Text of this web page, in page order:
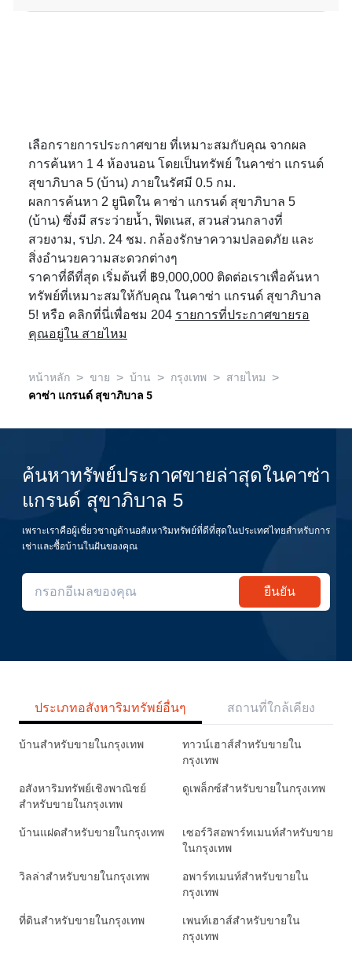
เลือกรายการประกาศขาย ที่เหมาะสมกับคุณ จากผล
การค้นหา 1 4 ห้องนอน โดยเป็นทรัพย์ ในคาซ่า แกรนด์
สุขาภิบาล 5 (บ้าน) ภายในรัศมี 0.5 กม.
ผลการค้นหา 2 ยูนิตใน คาซ่า แกรนด์ สุขาภิบาล 5
(บ้าน) ซึ่งมี สระว่ายน้ำ, ฟิตเนส, สวนส่วนกลางที่
สวยงาม, รปภ. 24 ชม. กล้องรักษาความปลอดภัย และ
สิ่งอำนวยความสะดวกต่างๆ
ราคาที่ดีที่สุด เริ่มต้นที่ ฿9,000,000 ติดต่อเราเพื่อค้นหา
ทรัพย์ที่เหมาะสมให้กับคุณ ในคาซ่า แกรนด์ สุขาภิบาล
5! หรือ คลิกที่นี่เพื่อชม 204 รายการที่ประกาศขายรอ
คุณอยู่ใน สายไหม
หน้าหลัก > ขาย > บ้าน > กรุงเทพ > สายไหม >
คาซ่า แกรนด์ สุขาภิบาล 5
ค้นหาทรัพย์ประกาศขายล่าสุดในคาซ่า
แกรนด์ สุขาภิบาล 5
เพราะเราคือผู้เชี่ยวชาญด้านอสังหาริมทรัพย์ที่ดีที่สุดในประเทศไทยสำหรับการ
เช่าและซื้อบ้านในฝันของคุณ
ยืนยัน
ประเภทอสังหาริมทรัพย์อื่นๆ สถานที่ใกล้เคียง
บ้านสำหรับขายในกรุงเทพ
ทาวน์เฮาส์สำหรับขายใน
กรุงเทพ
อสังหาริมทรัพย์เชิงพาณิชย์
สำหรับขายในกรุงเทพ
ดูเพล็กซ์สำหรับขายในกรุงเทพ
บ้านแฝดสำหรับขายในกรุงเทพ
เซอร์วิสอพาร์ทเมนท์สำหรับขาย
ในกรุงเทพ
วิลล่าสำหรับขายในกรุงเทพ
อพาร์ทเมนท์สำหรับขายใน
กรุงเทพ
ที่ดินสำหรับขายในกรุงเทพ
เพนท์เฮาส์สำหรับขายใน
กรุงเทพ